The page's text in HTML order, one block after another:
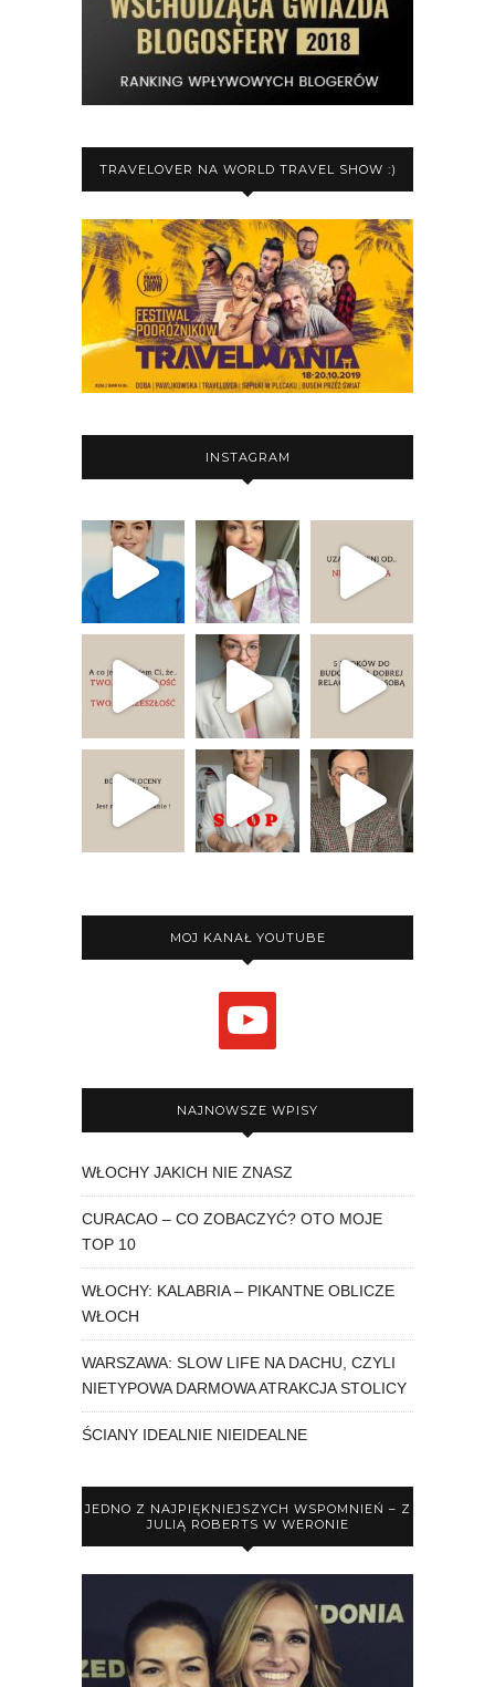
TRAVELOVER NA WORLD TRAVEL SHOW :)
INSTAGRAM
MOJ KANAŁ YOUTUBE
youtube
NAJNOWSZE WPISY
WŁOCHY JAKICH NIE ZNASZ
CURACAO – CO ZOBACZYĆ? OTO MOJE
TOP 10
WŁOCHY: KALABRIA – PIKANTNE OBLICZE
WŁOCH
WARSZAWA: SLOW LIFE NA DACHU, CZYLI
NIETYPOWA DARMOWA ATRAKCJA STOLICY
ŚCIANY IDEALNIE NIEIDEALNE
JEDNO Z NAJPIĘKNIEJSZYCH WSPOMNIEŃ – Z
JULIĄ ROBERTS W WERONIE